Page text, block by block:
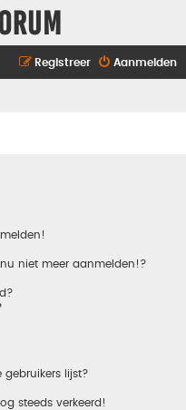
Aanmelden
Registreer
niet meer aanmelden!?
gebruikers lijst?
steeds verkeerd!